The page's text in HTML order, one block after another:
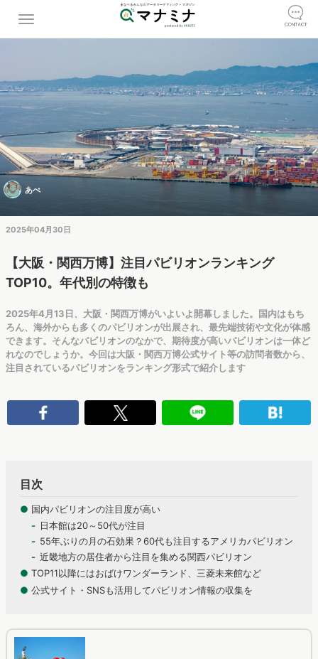
あべ
2025年04月30日
【大阪・関西万博】注目パビリオンランキング
TOP10。年代別の特徴も
2025年4月13日、大阪・関西万博がいよいよ開幕しました。国内はもち
ろん、海外からも多くのパビリオンが出展され、最先端技術や文化が体感
できます。そんなパビリオンのなかで、期待度が高いパビリオンは一体ど
れなのでしょうか。今回は大阪・関西万博公式サイト等の訪問者数から、
注目されているパビリオンをランキング形式で紹介します
目次
● 国内パビリオンの注目度が高い
日本館は20～50代が注目
55年ぶりの月の石効果？60代も注目するアメリカパビリオン
近畿地方の居住者から注目を集める関西パビリオン
● TOP11以降にはおばけワンダーランド、三菱未来館など
● 公式サイト・SNSも活用してパビリオン情報の収集を